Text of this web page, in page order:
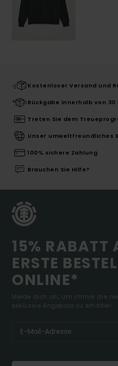
Kostenloser Versand und
Rückgabe innerhalb von 30
Treten Sie dem
Unser umweltfreundliches
100% sichere Zahlung
Brauchen Sie Hilfe?
15% RABATT
ERSTE
ONLINE*
Melde dich an, um immer die
exklusive Angebote zu erhalten.